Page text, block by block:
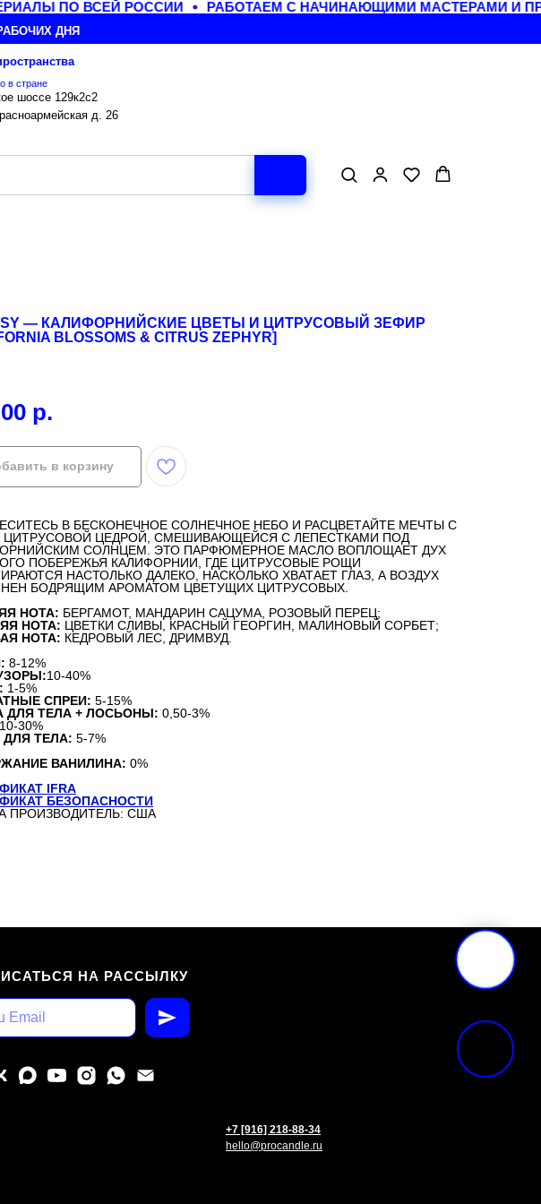
ПО ВСЕЙ РОССИИ РАБОТАЕМ С НАЧИНАЮЩИМИ МАСТЕРАМИ И
ДНЯ
в стране
шоссе 129к2с2
д. 26
— КАЛИФОРНИЙСКИЕ ЦВЕТЫ И ЦИТРУСОВЫЙ ЗЕФИР
BLOSSOMS & CITRUS ZEPHYR]
р.
в корзину
В БЕСКОНЕЧНОЕ СОЛНЕЧНОЕ НЕБО И РАСЦВЕТАЙТЕ МЕЧТЫ С
ЦИТРУСОВОЙ ЦЕДРОЙ, СМЕШИВАЮЩЕЙСЯ С ЛЕПЕСТКАМИ ПОД
СОЛНЦЕМ. ЭТО ПАРФЮМЕРНОЕ МАСЛО ВОПЛОЩАЕТ ДУХ
ПОБЕРЕЖЬЯ КАЛИФОРНИИ, ГДЕ ЦИТРУСОВЫЕ РОЩИ
НАСТОЛЬКО ДАЛЕКО, НАСКОЛЬКО ХВАТАЕТ ГЛАЗ, А ВОЗДУХ
БОДРЯЩИМ АРОМАТОМ ЦВЕТУЩИХ ЦИТРУСОВЫХ.
НОТА: БЕРГАМОТ, МАНДАРИН САЦУМА, РОЗОВЫЙ ПЕРЕЦ;
НОТА: ЦВЕТКИ СЛИВЫ, КРАСНЫЙ ГЕОРГИН, МАЛИНОВЫЙ СОРБЕТ;
НОТА: КЕДРОВЫЙ ЛЕС, ДРИМВУД.
8-12%
10-40%
1-5%
СПРЕИ: 5-15%
ДЛЯ ТЕЛА + ЛОСЬОНЫ: 0,50-3%
10-30%
ДЛЯ ТЕЛА: 5-7%
ВАНИЛИНА: 0%
IFRA
БЕЗОПАСНОСТИ
ПРОИЗВОДИТЕЛЬ: США
НА РАССЫЛКУ
+7 [916] 218-88-34
hello@procandle.ru